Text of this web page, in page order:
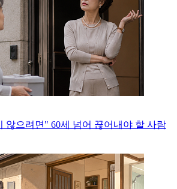
않으려면" 60세 넘어 끊어내야 할 사람